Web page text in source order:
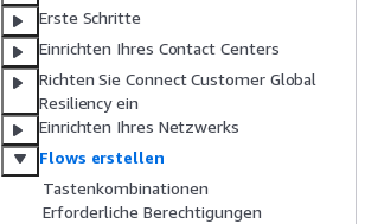
Erste Schritte
Einrichten Ihres Contact Centers
Richten Sie Connect Customer Global
Resiliency ein
Einrichten Ihres Netzwerks
Flows erstellen
Tastenkombinationen
Erforderliche Berechtigungen